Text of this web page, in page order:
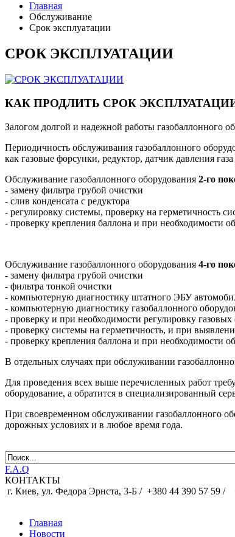
Главная
Обслуживание
Срок эксплуатации
СРОК ЭКСПЛУАТАЦИИ
КАК ПРОДЛИТЬ СРОК
Залогом долгой и надежной работы газобаллонного
Периодичность обслуживания газобаллонного
как газовые форсунки, редуктор, датчик давления газа
Обслуживание газобаллонного оборудования 2-го
- замену фильтра грубой очистки
- слив конденсата с редуктора
- регулировку системы, проверку на герметичность
- проверку крепления баллона и при необходимости
Обслуживание газобаллонного оборудования 4-го
- замену фильтра грубой очистки
- фильтра тонкой очистки
- компьютерную диагностику штатного ЭБУ
- компьютерную диагностику газобаллонного
- проверку и при необходимости регулировку
- проверку системы на герметичность, и при
- проверку крепления баллона и при необходимости
В отдельных случаях при обслуживании
Для проведения всех выше перечисленных работ
оборудование, а обратится в специализированный
При своевременном обслуживании газобаллонного
дорожных условиях и в любое время года.
F.A.Q
КОНТАКТЫ
г. Киев, ул. Федора Эрнста, 3-Б / +380 44 390 57 59 /
Главная
Новости